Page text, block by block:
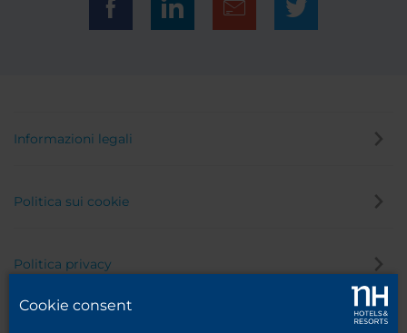
Informazioni legali
Politica sui cookie
Politica privacy
Cookie consent